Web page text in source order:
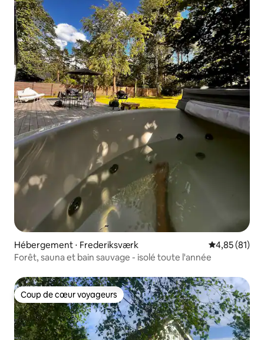
Hébergement ⋅ Frederiksværk Évaluation
4,85 (81)
Forêt, sauna et bain sauvage - isolé toute l'année
Coup de cœur voyageurs
Coup de cœur voyageurs